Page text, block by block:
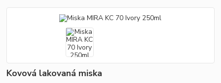
Kovová lakovaná miska